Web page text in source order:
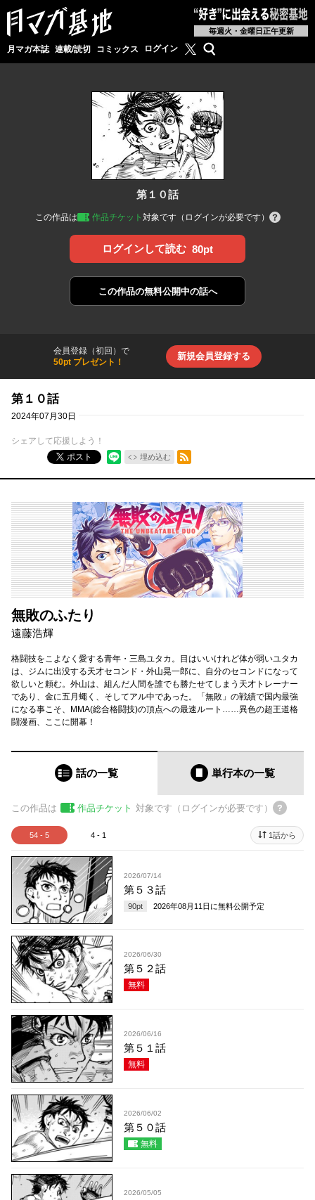
毎週火・金曜日正午更新
月マガ本誌 連載/読切 コミックス ログイン 月マガ基地公式X
検索
第１０話
この作品は 作品チケット 対象です（ログインが必要です）
ログインして読む 80pt
この作品の無料公開中の話へ
会員登録（初回）で
50pt プレゼント！
新規会員登録する
第１０話
2024年07月30日
シェアして応援しよう！
ポスト
埋め込む
RSSフィード
無敗のふたり
遠藤浩輝
格闘技をこよなく愛する青年・三島ユタカ。目はいいけれど体が弱いユタカ
は、ジムに出没する天才セコンド・外山晃一郎に、自分のセコンドになって
欲しいと頼む。外山は、組んだ人間を誰でも勝たせてしまう天才トレーナー
であり、金に五月蠅く、そしてアル中であった。「無敗」の戦績で国内最強
になる事こそ、MMA(総合格闘技)の頂点への最速ルート……異色の超王道格
闘漫画、ここに開幕！
話の一覧 単行本の一覧
この作品は 作品チケット 対象です（ログインが必要です）
54 - 5 4 - 1 1話から
2026/07/14
第５３話
90pt 2026年08月11日 に無料公開予定
2026/06/30
第５２話
無料
2026/06/16
第５１話
無料
2026/06/02
第５０話
無料
2026/05/05